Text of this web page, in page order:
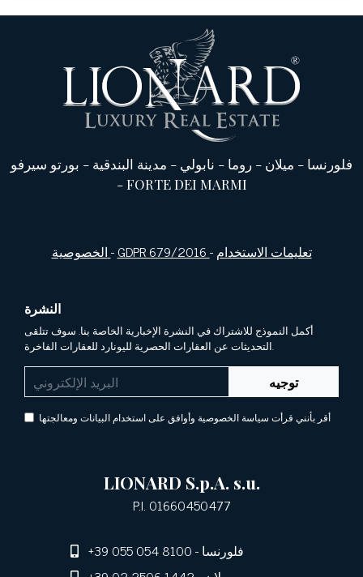
فلورنسا - ميلان - روما - نابولي - مدينة البندقية - بورتو سيرفو
-FORTE DEI MARMI
-GDPR 679/2016-تعليمات الاستخدام
النشرة
أكمل النموذج للاشتراك في النشرة الإخبارية الخاصة بنا. سوف تتلقى
التحديثات عن العقارات الحصرية لليونارد للعقارات الفاخرة.
توجيه
أقر بأنني قرأت سياسة الخصوصية وأوافق على استخدام البيانات ومعالجتها
LIONARD S.p.A. s.u.
P.I. 01660450477
+39 055 054 8100 - فلورنسا